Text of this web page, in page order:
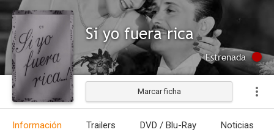
Si yo fuera rica
Estrenada
Marcar ficha
Información Trailers DVD / Blu-Ray Noticias